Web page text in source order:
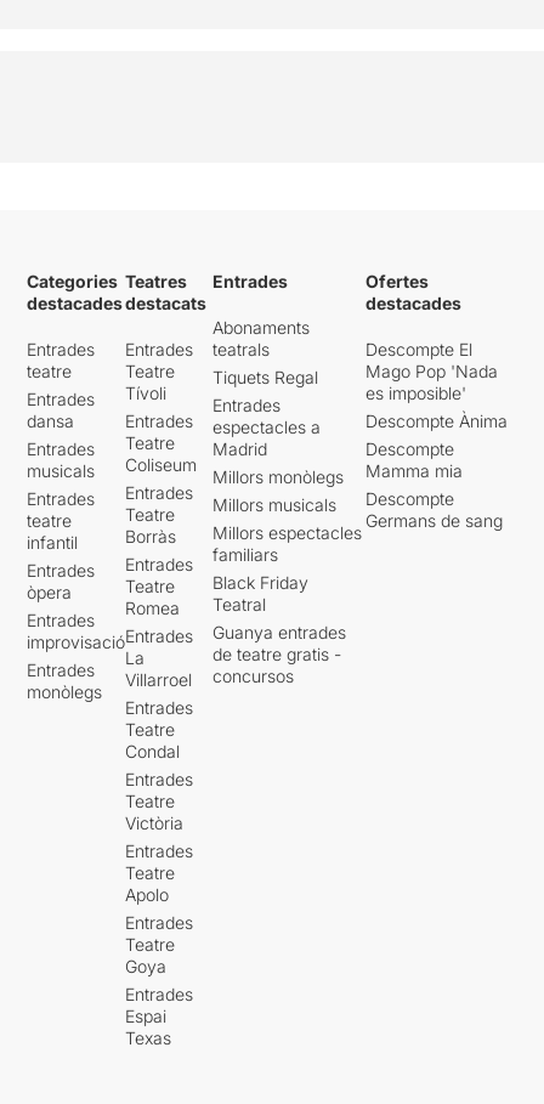
AQUÍ
Categories
destacades
Entrades
teatre
Entrades
dansa
Entrades
musicals
Entrades
teatre
infantil
Entrades
òpera
Entrades
improvisació
Entrades
monòlegs
Teatres
destacats
Entrades
Teatre
Tívoli
Entrades
Teatre
Coliseum
Entrades
Teatre
Borràs
Entrades
Teatre
Romea
Entrades
La
Villarroel
Entrades
Teatre
Condal
Entrades
Teatre
Victòria
Entrades
Teatre
Apolo
Entrades
Teatre
Goya
Entrades
Espai
Texas
Entrades
Abonaments
teatrals
Tiquets Regal
Entrades
espectacles a
Madrid
Millors monòlegs
Millors musicals
Millors espectacles
familiars
Black Friday
Teatral
Guanya entrades
de teatre gratis -
concursos
Ofertes
destacades
Descompte El
Mago Pop 'Nada
es imposible'
Descompte Ànima
Descompte
Mamma mia
Descompte
Germans de sang